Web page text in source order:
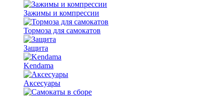
Зажимы и компрессии
Тормоза для самокатов
Защита
Kendama
Аксесуары